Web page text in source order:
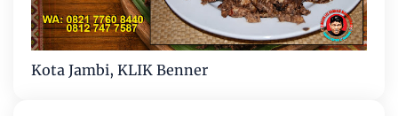
Kota Jambi, KLIK Benner